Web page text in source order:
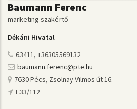
Baumann Ferenc
marketing szakértő
Dékáni Hivatal
63411, +36305569132
baumann.ferenc@pte.hu
7630 Pécs, Zsolnay Vilmos út 16.
E33/112